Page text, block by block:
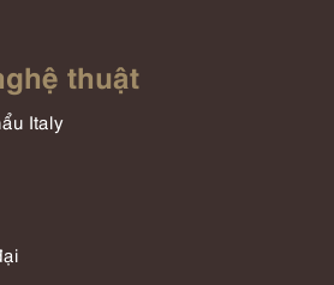
thuật
Italy